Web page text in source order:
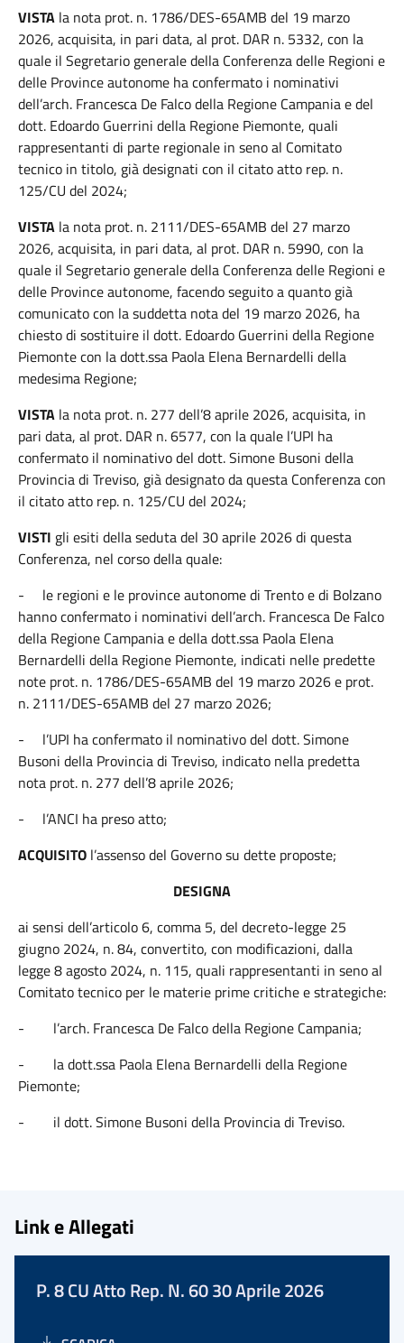
VISTA la nota prot. n. 1786/DES-65AMB del 19 marzo
2026, acquisita, in pari data, al prot. DAR n. 5332, con la
quale il Segretario generale della Conferenza delle Regioni e
delle Province autonome ha confermato i nominativi
dell’arch. Francesca De Falco della Regione Campania e del
dott. Edoardo Guerrini della Regione Piemonte, quali
rappresentanti di parte regionale in seno al Comitato
tecnico in titolo, già designati con il citato atto rep. n.
125/CU del 2024;
VISTA la nota prot. n. 2111/DES-65AMB del 27 marzo
2026, acquisita, in pari data, al prot. DAR n. 5990, con la
quale il Segretario generale della Conferenza delle Regioni e
delle Province autonome, facendo seguito a quanto già
comunicato con la suddetta nota del 19 marzo 2026, ha
chiesto di sostituire il dott. Edoardo Guerrini della Regione
Piemonte con la dott.ssa Paola Elena Bernardelli della
medesima Regione;
VISTA la nota prot. n. 277 dell’8 aprile 2026, acquisita, in
pari data, al prot. DAR n. 6577, con la quale l’UPI ha
confermato il nominativo del dott. Simone Busoni della
Provincia di Treviso, già designato da questa Conferenza con
il citato atto rep. n. 125/CU del 2024;
VISTI gli esiti della seduta del 30 aprile 2026 di questa
Conferenza, nel corso della quale:
- le regioni e le province autonome di Trento e di Bolzano
hanno confermato i nominativi dell’arch. Francesca De Falco
della Regione Campania e della dott.ssa Paola Elena
Bernardelli della Regione Piemonte, indicati nelle predette
note prot. n. 1786/DES-65AMB del 19 marzo 2026 e prot.
n. 2111/DES-65AMB del 27 marzo 2026;
- l’UPI ha confermato il nominativo del dott. Simone
Busoni della Provincia di Treviso, indicato nella predetta
nota prot. n. 277 dell’8 aprile 2026;
- l’ANCI ha preso atto;
ACQUISITO l’assenso del Governo su dette proposte;
DESIGNA
ai sensi dell’articolo 6, comma 5, del decreto-legge 25
giugno 2024, n. 84, convertito, con modificazioni, dalla
legge 8 agosto 2024, n. 115, quali rappresentanti in seno al
Comitato tecnico per le materie prime critiche e strategiche:
- l’arch. Francesca De Falco della Regione Campania;
- la dott.ssa Paola Elena Bernardelli della Regione
Piemonte;
- il dott. Simone Busoni della Provincia di Treviso.
Link e Allegati
P. 8 CU Atto Rep. N. 60 30 Aprile 2026